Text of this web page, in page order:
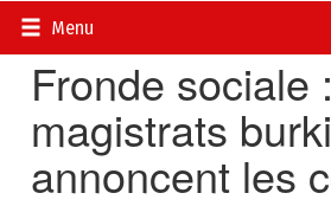
Menu
Accueil>
Fronde sociale
magistrats
annoncent les